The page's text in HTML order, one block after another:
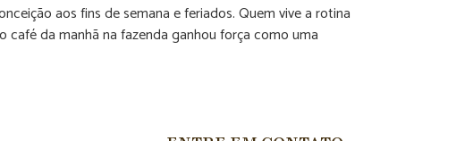
aos fins de semana e feriados. Quem vive a rotina
da manhã na fazenda ganhou força como uma